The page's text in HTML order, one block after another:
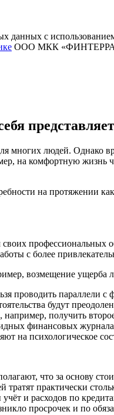
данных с
ООО МКК «ФИНТЕРРА».
представляет
многих людей.
на комфортную жизнь
на протяжении
профессиональных
с более
возмещение ущерба
проводить параллели
будут
получить
финансовых
на психологическое
что за основу
практически
и расходов по
просрочек и по